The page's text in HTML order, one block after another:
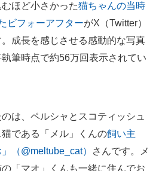
ンド
未来
ト
ほど小さかった猫ちゃんの当時
ビフォーアフターがX（Twitter）
成長を感じさせる感動的な写真
筆時点で約56万回表示されてい
は、ペルシャとスコティッシュ
である「メル」くんの飼い主
（@meltube_cat）
さんです。メ
「マオ」くんも一緒に住んでお